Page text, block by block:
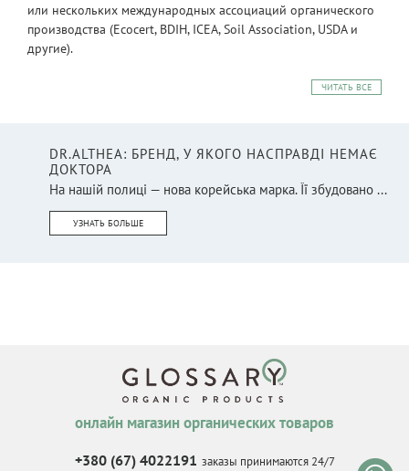
или нескольких международных ассоциаций органического
производства (Ecocert, BDIH, ICEA, Soil Association, USDA и
другие).
ЧИТАТЬ ВСЕ
DR.ALTHEA: БРЕНД, У ЯКОГО НАСПРАВДІ НЕМАЄ
ДОКТОРА
На нашій полиці — нова корейська марка. Її збудовано ...
УЗНАТЬ БОЛЬШЕ
онлайн магазин органических товаров
+380 (67) 4022191 заказы принимаются 24/7